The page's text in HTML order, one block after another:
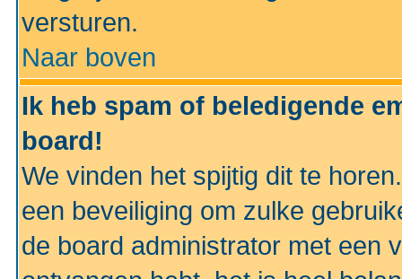
versturen.
Naar boven
Ik heb spam of beledigende
board!
We vinden het spijtig dit te
een beveiliging om zulke
de board administrator met een